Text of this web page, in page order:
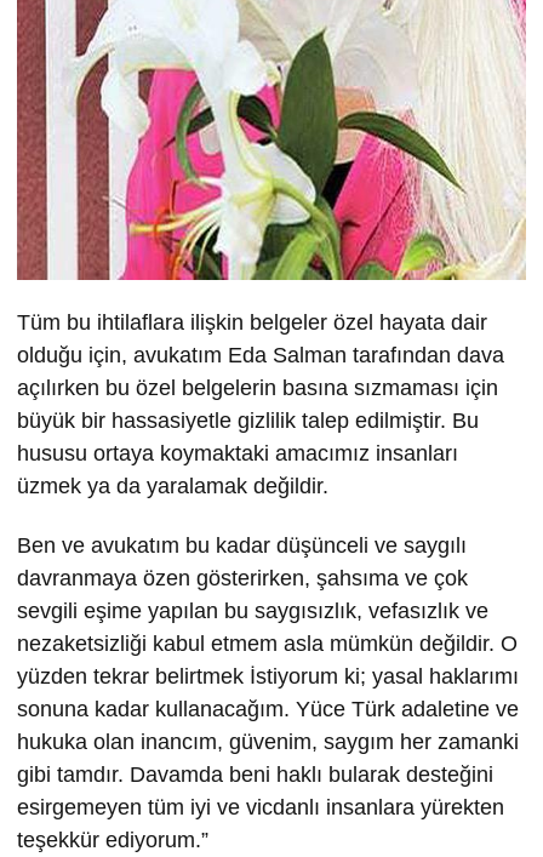
Tüm bu ihtilaflara ilişkin belgeler özel hayata dair
olduğu için, avukatım Eda Salman tarafından dava
açılırken bu özel belgelerin basına sızmaması için
büyük bir hassasiyetle gizlilik talep edilmiştir. Bu
hususu ortaya koymaktaki amacımız insanları
üzmek ya da yaralamak değildir.
Ben ve avukatım bu kadar düşünceli ve saygılı
davranmaya özen gösterirken, şahsıma ve çok
sevgili eşime yapılan bu saygısızlık, vefasızlık ve
nezaketsizliği kabul etmem asla mümkün değildir. O
yüzden tekrar belirtmek İstiyorum ki; yasal haklarımı
sonuna kadar kullanacağım. Yüce Türk adaletine ve
hukuka olan inancım, güvenim, saygım her zamanki
gibi tamdır. Davamda beni haklı bularak desteğini
esirgemeyen tüm iyi ve vicdanlı insanlara yürekten
teşekkür ediyorum.”